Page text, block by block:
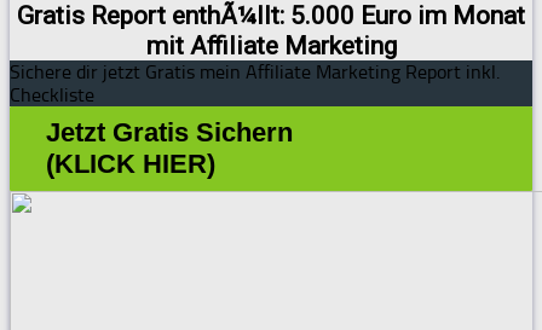
Gratis Report enthÃ¼llt: 5.000 Euro im Monat
mit Affiliate Marketing
Sichere dir jetzt Gratis mein Affiliate Marketing Report inkl.
Checkliste
Jetzt Gratis Sichern
(KLICK HIER)